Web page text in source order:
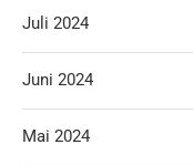
Juli 2024
Juni 2024
Mai 2024